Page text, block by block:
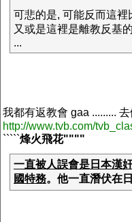
可悲的是, 可能反而這
又或是這裡是離教反基
...
我都有返教會 gaa .........
http://www.tvb.com/
`````烽火飛花""""
一直被人誤會是日本漢
國特務。他一直潛伏在